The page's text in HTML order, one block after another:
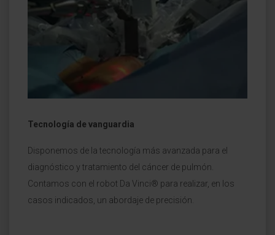
Tecnología de vanguardia
Disponemos de la tecnología más avanzada para el
diagnóstico y tratamiento del cáncer de pulmón.
Contamos con el robot Da Vinci® para realizar, en los
casos indicados, un abordaje de precisión.